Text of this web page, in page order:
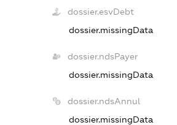
dossier.esvDebt
dossier.missingData
dossier.ndsPayer
dossier.missingData
dossier.ndsAnnul
dossier.missingData